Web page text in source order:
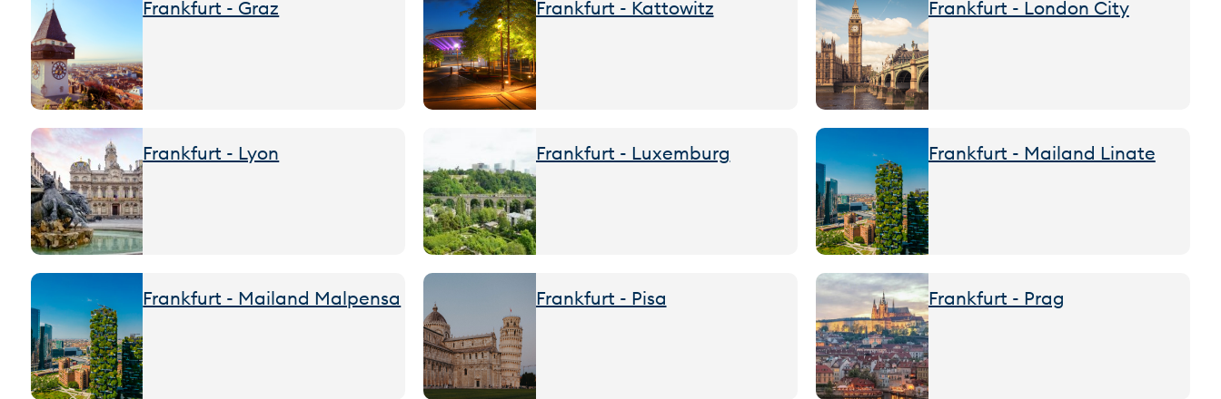
Frankfurt - Graz Frankfurt - Kattowitz Frankfurt - London City
Frankfurt - Lyon Frankfurt - Luxemburg Frankfurt - Mailand Linate
Frankfurt - Mailand Malpensa Frankfurt - Pisa Frankfurt - Prag